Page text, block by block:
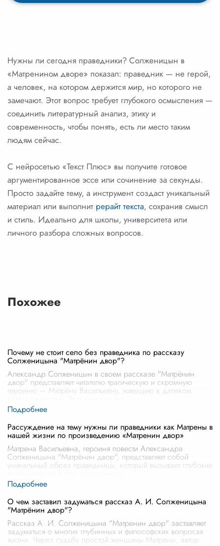
Нужны ли сегодня праведники? Солженицын в
«Матренином дворе» показал: праведник — не герой,
а человек, на котором держится мир, но которого не
замечают. Этот вопрос требует глубокого осмысления —
соединить литературный анализ, этику и
современность, чтобы понять, есть ли место таким
людям сейчас.
С нейросетью «Текст Плюс» вы получите готовое
аргументированное эссе или сочинение за секунды.
Просто задайте тему, а инструмент создаст уникальный
материал или выполнит рерайт текста, сохранив смысл
и стиль. Идеально для школы, университета или
личного разбора сложных вопросов.
Похожее
Почему не стоит село без праведника по рассказу
Солженицына "Матрёнин двор"?
Александр Солженицын в своем рассказе "Матрёнин
двор" представляет читателю трагическую и скромную
героиню — Матрёну Васильевну, живущую в далеком
Рассуждение на тему нужны ли праведники как Матрены в
нашей жизни по произведению «Матренин двор»
Матрена Васильевна, героиня повести Александра
Солженицына "Матрёнин двор", представляет собой
уникальный образ праведницы, который вызывает глубокие
О чем заставил задуматься рассказ А. И. Солженицына
"Матрёнин двор"?
Рассказ А. И. Солженицына "Матренин двор" заставляет
задуматься о многих глубинных и философских вопросах
жизни. Через судьбу простой женщины Матрены, автор